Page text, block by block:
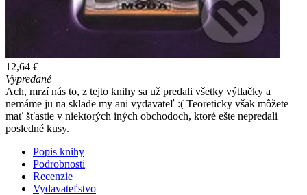
12,64 €
Vypredané
Ach, mrzí nás to, z tejto knihy sa už predali všetky výtlačky a
nemáme ju na sklade my ani vydavateľ :( Teoreticky však môžete
mať šťastie v niektorých iných obchodoch, ktoré ešte nepredali
posledné kusy.
Popis knihy
Podrobnosti
Recenzie
Vydavateľstvo